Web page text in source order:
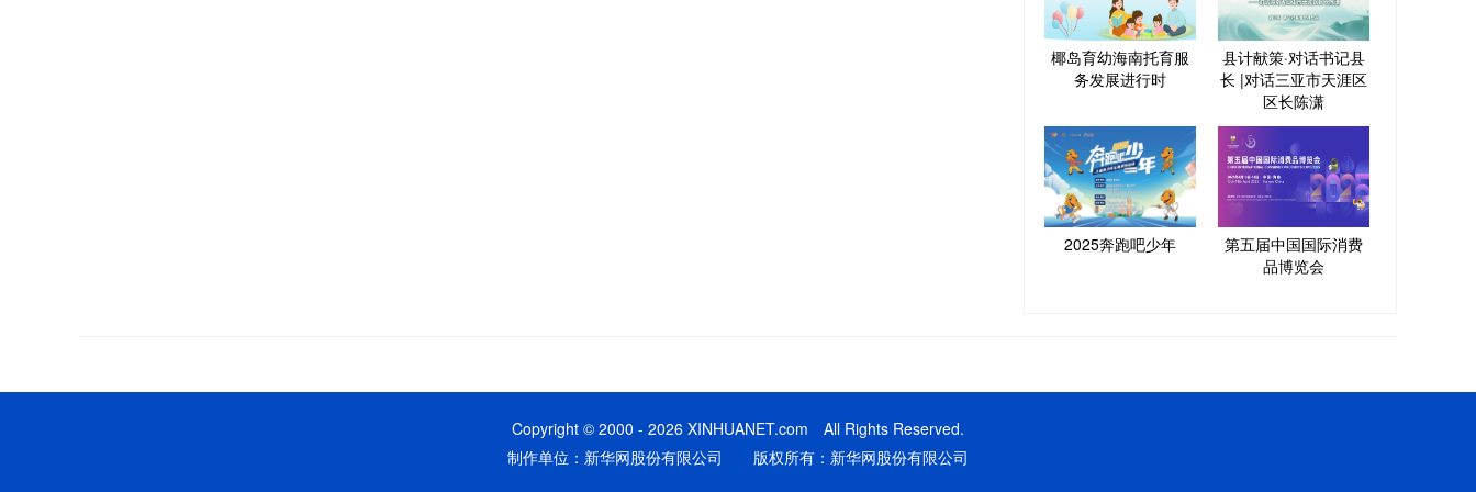
椰岛育幼海南托育服
务发展进行时
县计献策·对话书记县
长 |对话三亚市天涯区
区长陈潇
2025奔跑吧少年
第五届中国国际消费
品博览会
Copyright © 2000 - 2026 XINHUANET.com All Rights Reserved.
制作单位：新华网股份有限公司 版权所有：新华网股份有限公司